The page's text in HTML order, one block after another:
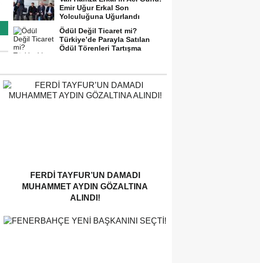
Emir Uğur Erkal Son
Yolculuğuna Uğurlandı
Ödül Değil Ticaret mi?
Türkiye’de Parayla Satılan
Ödül Törenleri Tartışma
FERDI TAYFUR’UN DAMADI
MUHAMMET AYDIN GÖZALTINA
ALINDI!